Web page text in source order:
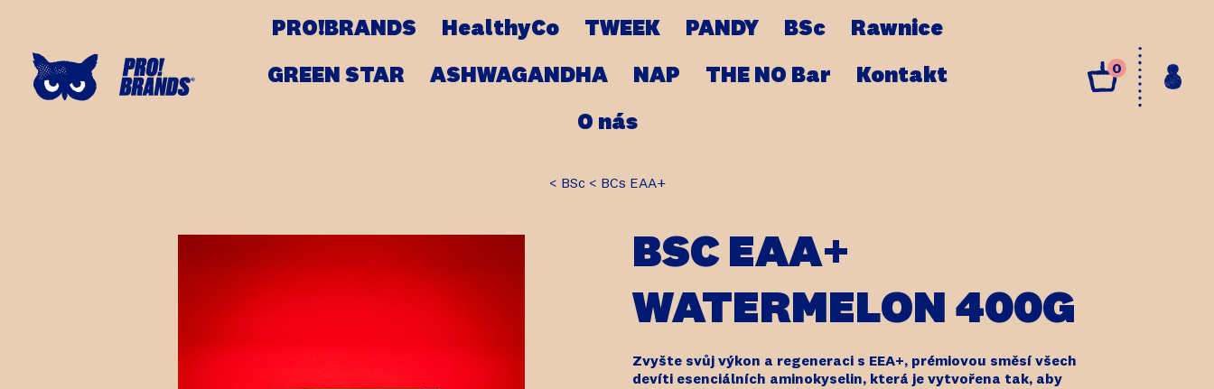
PRO!BRANDS HealthyCo TWEEK PANDY BSc Rawnice
GREEN STAR ASHWAGANDHA NAP THE NO Bar Kontakt
O nás
0
BSc BCs EAA+
BSC EAA+
WATERMELON 400G
Zvyšte svůj výkon a regeneraci s EEA+, prémiovou směsí všech
devíti esenciálních aminokyselin, která je vytvořena tak, aby